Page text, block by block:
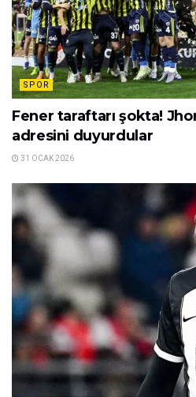
SPOR
Fener taraftarı şokta!
adresini duyurdular
31 OCAK 2026